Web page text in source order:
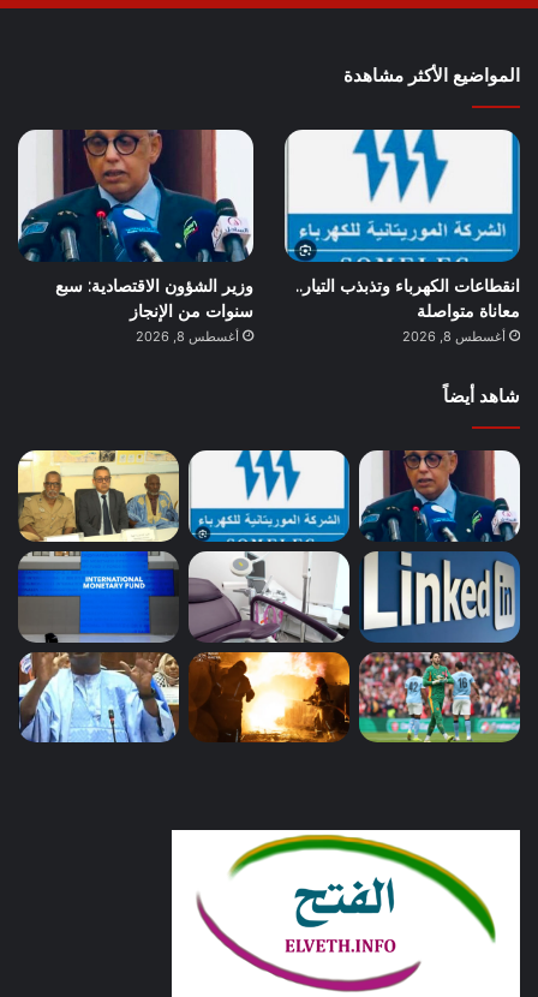
المواضيع الأكثر مشاهدة
انقطاعات الكهرباء وتذبذب التيار..
معاناة متواصلة
أغسطس 8, 2026
وزير الشؤون الاقتصادية: سبع
سنوات من الإنجاز
أغسطس 8, 2026
شاهد أيضاً